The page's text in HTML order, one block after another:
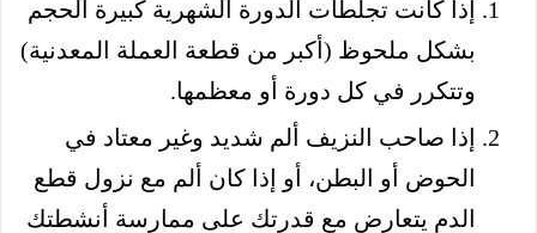
إذا كانت تجلطات الدورة الشهرية كبيرة الحجم
بشكل ملحوظ (أكبر من قطعة العملة المعدنية)
وتتكرر في كل دورة أو معظمها.
إذا صاحب النزيف ألم شديد وغير معتاد في
الحوض أو البطن، أو إذا كان ألم مع نزول قطع
الدم يتعارض مع قدرتك على ممارسة أنشطتك